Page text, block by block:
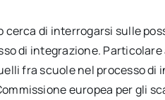
di interrogarsi sulle
di integrazione.
fra scuole nel processo
europea per gli